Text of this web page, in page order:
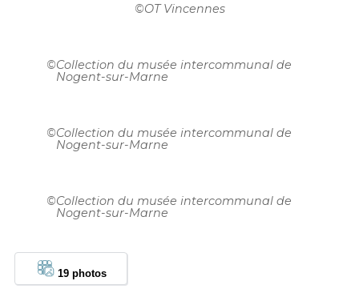
©OT Vincennes
©Collection du musée intercommunal de
Nogent-sur-Marne
©Collection du musée intercommunal de
Nogent-sur-Marne
©Collection du musée intercommunal de
Nogent-sur-Marne
19 photos